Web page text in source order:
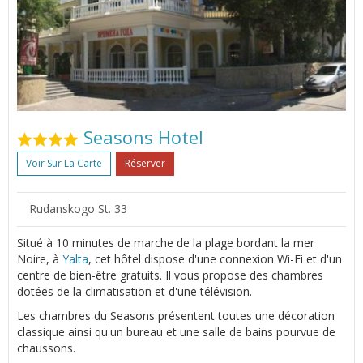
Seasons Hotel
Voir Sur La Carte Réserver
Rudanskogo St. 33
Situé à 10 minutes de marche de la plage bordant la mer
Noire, à Yalta, cet hôtel dispose d'une connexion Wi-Fi et d'un
centre de bien-être gratuits. Il vous propose des chambres
dotées de la climatisation et d'une télévision.
Les chambres du Seasons présentent toutes une décoration
classique ainsi qu'un bureau et une salle de bains pourvue de
chaussons.